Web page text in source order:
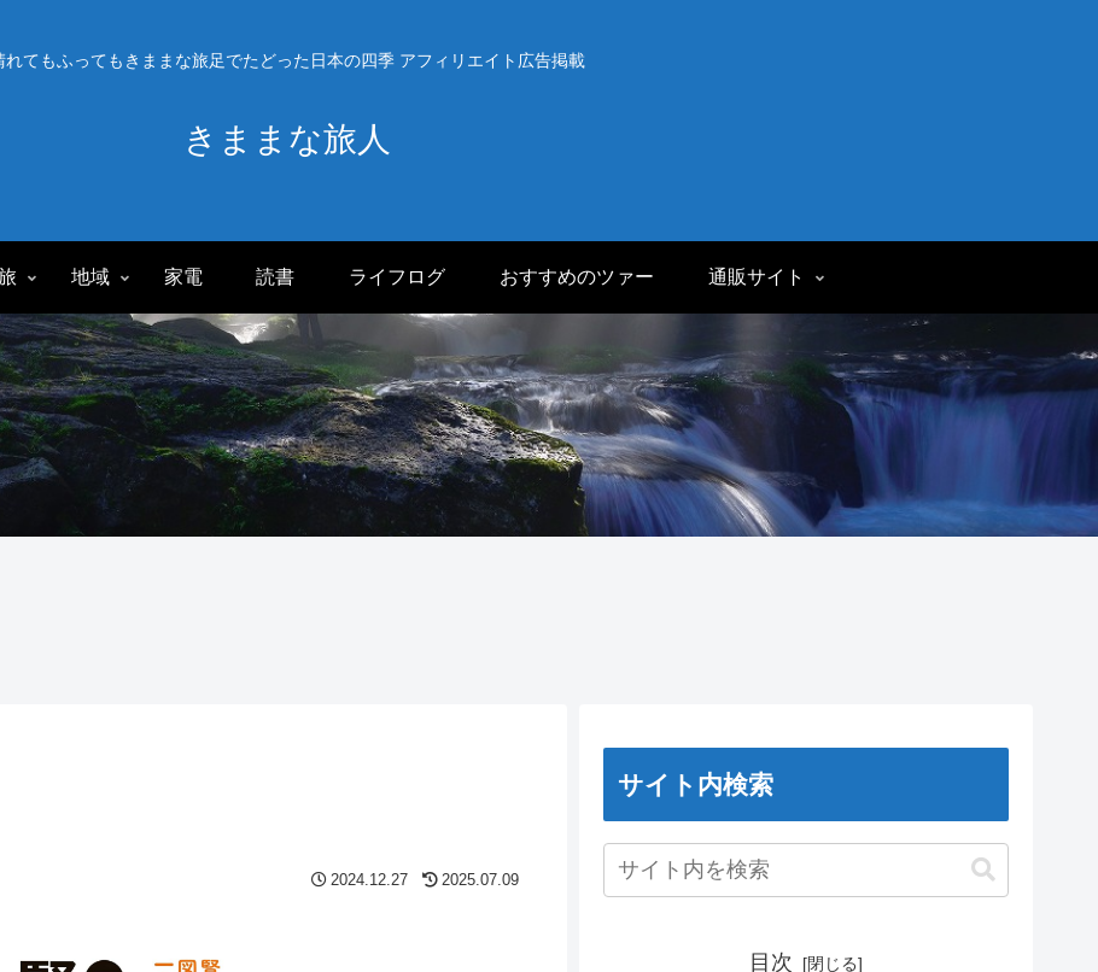
れてもふってもきままな旅足でたどった日本の四季 アフィリエイト広告掲載
きままな旅人
地域 家電 読書 ライフログ おすすめのツァー 通販サイト
2024.12.27 2025.07.09
サイト内検索
目次